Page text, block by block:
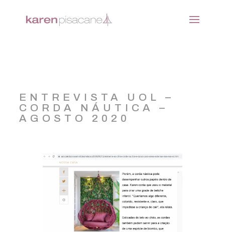
ENTREVISTA UOL –
CORDA NÁUTICA –
AGOSTO 2020